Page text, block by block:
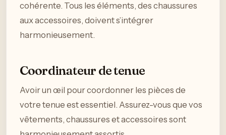
cohérente. Tous les éléments, des chaussures
aux accessoires, doivent s’intégrer
harmonieusement.
Coordinateur de tenue
Avoir un œil pour coordonner les pièces de
votre tenue est essentiel. Assurez-vous que vos
vêtements, chaussures et accessoires sont